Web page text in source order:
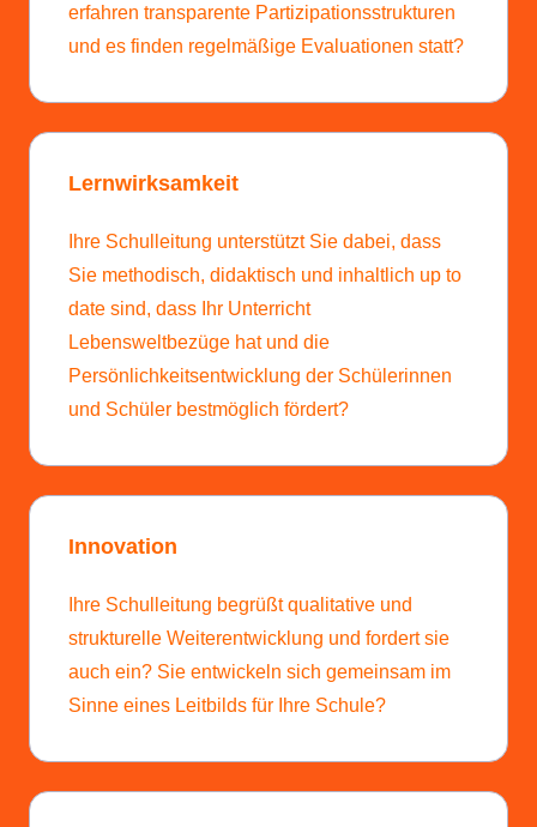
erfahren transparente Partizipationsstrukturen
und es finden regelmäßige Evaluationen statt?
Lernwirksamkeit
Ihre Schulleitung unterstützt Sie dabei, dass
Sie methodisch, didaktisch und inhaltlich up to
date sind, dass Ihr Unterricht
Lebensweltbezüge hat und die
Persönlichkeitsentwicklung der Schülerinnen
und Schüler best­möglich fördert?
Innovation
Ihre Schulleitung begrüßt qualitative und
strukturelle Weiterentwicklung und fordert sie
auch ein? Sie entwickeln sich gemeinsam im
Sinne eines Leitbilds für Ihre Schule?